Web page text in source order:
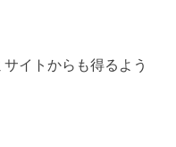
イトからも得るよう